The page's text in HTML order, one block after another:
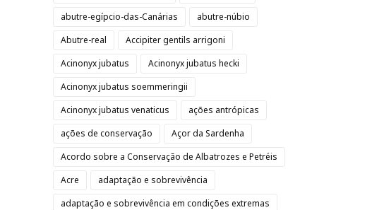
abutre-egípcio-das-Canárias
abutre-núbio
Abutre-real
Accipiter gentils arrigoni
Acinonyx jubatus
Acinonyx jubatus hecki
Acinonyx jubatus soemmeringii
Acinonyx jubatus venaticus
ações antrópicas
ações de conservação
Açor da Sardenha
Acordo sobre a Conservação de Albatrozes e Petréis
Acre
adaptação e sobrevivência
adaptação e sobrevivência em condições extremas